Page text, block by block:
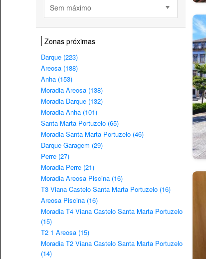
Sem máximo
Zonas próximas
Darque (223)
Areosa (188)
Anha (153)
Moradia Areosa (138)
Moradia Darque (132)
Moradia Anha (101)
Santa Marta Portuzelo (65)
Moradia Santa Marta Portuzelo (46)
Darque Garagem (29)
Perre (27)
Moradia Perre (21)
Moradia Areosa Piscina (16)
T3 Viana Castelo Santa Marta Portuzelo (16)
Areosa Piscina (16)
Moradia T4 Viana Castelo Santa Marta Portuzelo
(15)
T2 1 Areosa (15)
Moradia T2 Viana Castelo Santa Marta Portuzelo
(14)